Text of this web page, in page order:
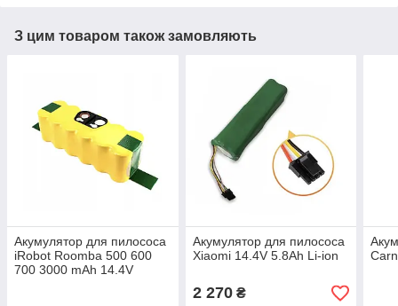
З цим товаром також замовляють
Акумулятор для пилососа
iRobot Roomba 500 600
700 3000 mAh 14.4V
Акумулятор для пилососа
Xiaomi 14.4V 5.8Ah Li-ion
2 270₴